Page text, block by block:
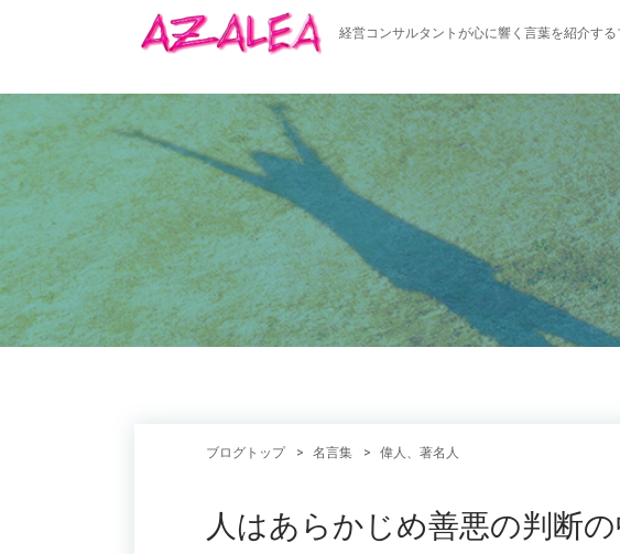
経営コンサルタントが心に響く言葉を紹介する
ブログトップ 名言集 偉人、著名人
人はあらかじめ善悪の判断